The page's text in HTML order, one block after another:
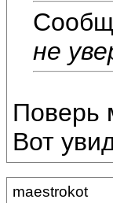
не
Поверь
Вот
maestrokot